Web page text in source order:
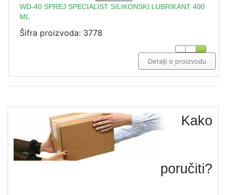
WD-40 SPREJ SPECIALIST SILIKONSKI LUBRIKANT 400
ML
Šifra proizvoda: 3778
Detalji o proizvodu
Kako
poručiti?